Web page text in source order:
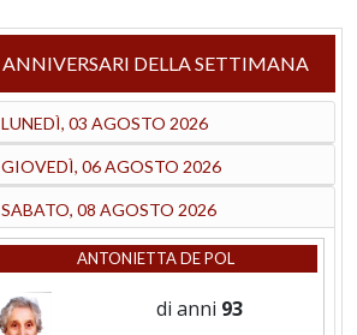
ANNIVERSARI DELLA SETTIMANA
LUNEDÌ, 03 AGOSTO 2026
GIOVEDÌ, 06 AGOSTO 2026
SABATO, 08 AGOSTO 2026
ANTONIETTA DE POL
di anni 93